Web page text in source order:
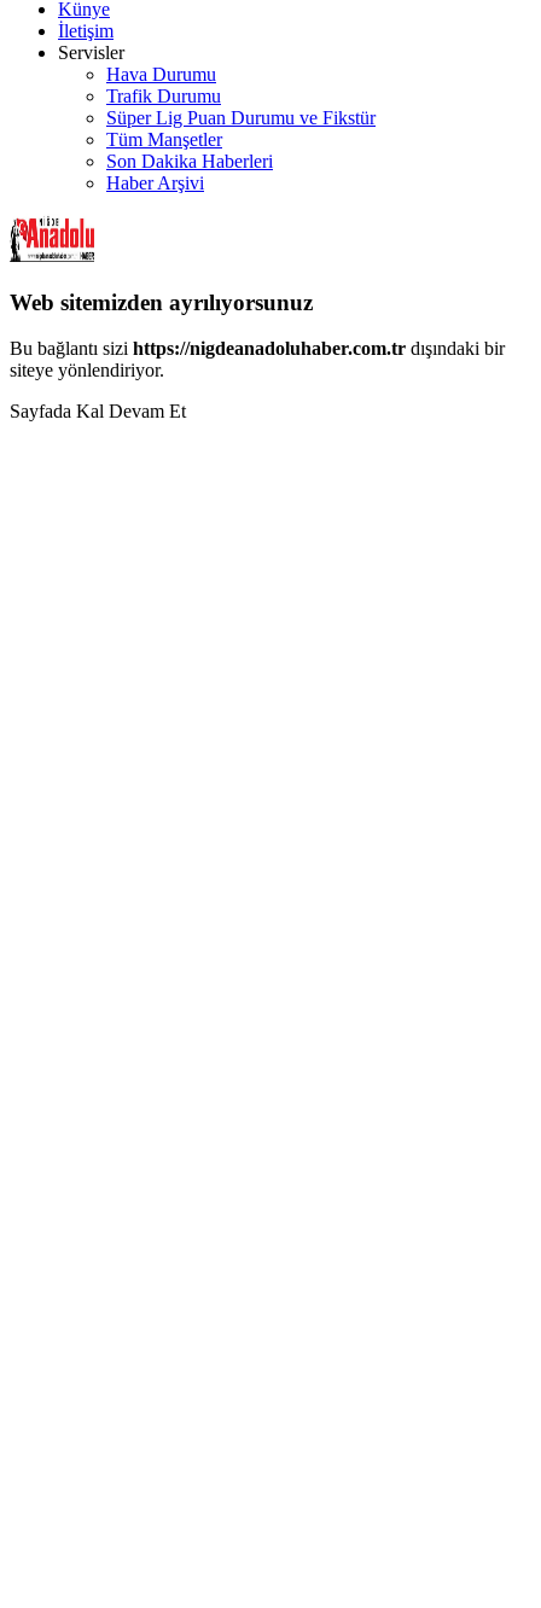
Künye
İletişim
Servisler
Hava Durumu
Trafik Durumu
Süper Lig Puan Durumu ve Fikstür
Tüm Manşetler
Son Dakika Haberleri
Haber Arşivi
Web sitemizden ayrılıyorsunuz
Bu bağlantı sizi https://nigdeanadoluhaber.com.tr dışındaki bir
siteye yönlendiriyor.
Sayfada Kal Devam Et